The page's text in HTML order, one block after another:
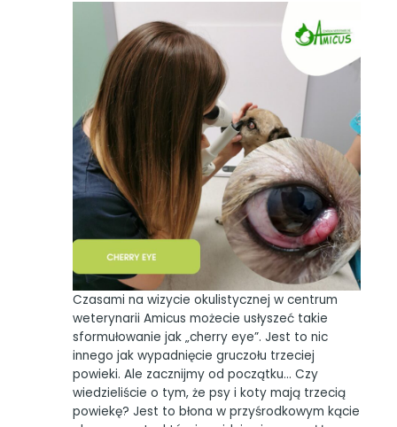
Czasami na wizycie okulistycznej w centrum
weterynarii Amicus możecie usłyszeć takie
sformułowanie jak „cherry eye”. Jest to nic
innego jak wypadnięcie gruczołu trzeciej
powieki. Ale zacznijmy od początku… Czy
wiedzieliście o tym, że psy i koty mają trzecią
powiekę? Jest to błona w przyśrodkowym kącie